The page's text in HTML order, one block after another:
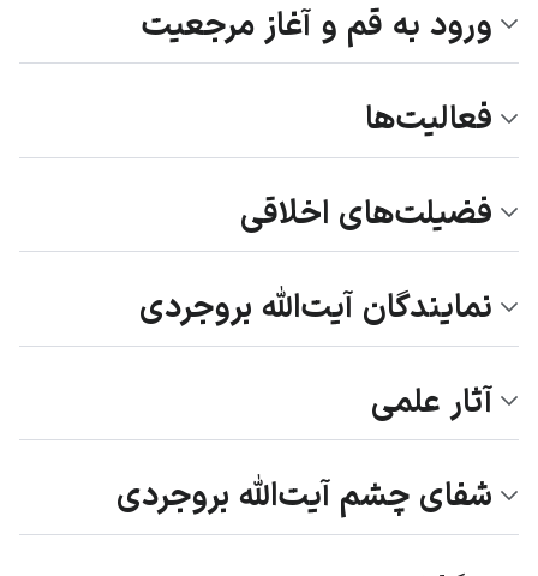
ورود به قم و آغاز مرجعیت
فعالیت‌ها
فضیلت‌های اخلاقی
نمایندگان آیت‌الله بروجردی
آثار علمی
شفای چشم آیت‌الله بروجردی